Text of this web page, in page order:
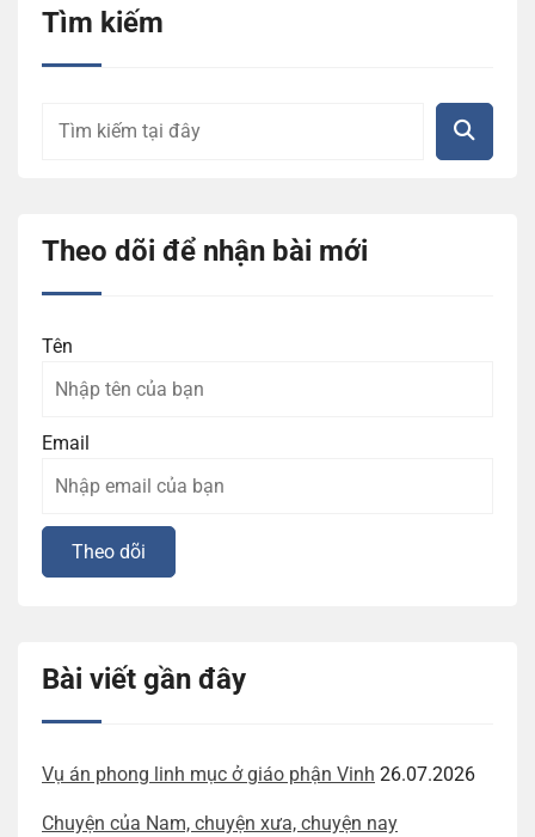
Tìm kiếm
Theo dõi để nhận bài mới
Tên
Email
Bài viết gần đây
Vụ án phong linh mục ở giáo phận Vinh 26.07.2026
Chuyện của Nam, chuyện xưa, chuyện nay